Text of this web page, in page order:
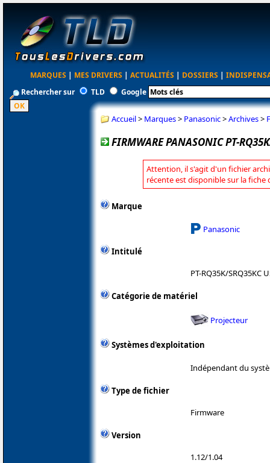
MARQUES | MES DRIVERS | ACTUALITÉS | DOSSIERS |
Rechercher sur
TLD Google
Accueil> Marques> Panasonic>Archives>
FIRMWARE PANASONIC PT-
Attention, il s'agit d'un fichier
récente est disponible sur la fiche
Marque
Panasonic
Intitulé
PT-RQ35K/SRQ35KC
Catégorie de matériel
Projecteur
Systèmes d'exploitation
Indépendant du
Type de fichier
Firmware
Version
1.12/1.04